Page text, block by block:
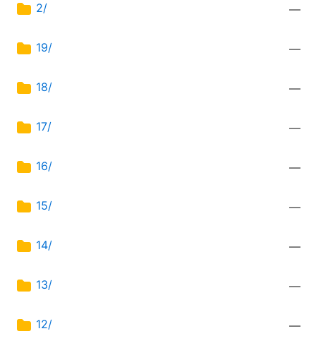
2/ —
19/ —
18/ —
17/ —
16/ —
15/ —
14/ —
13/ —
12/ —